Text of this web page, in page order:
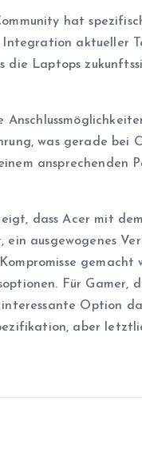
hat
aktueller
die Laptops
was gerade bei
ansprechenden
dass Acer mit
ausgewogenes
Für Gamer,
Option
aber